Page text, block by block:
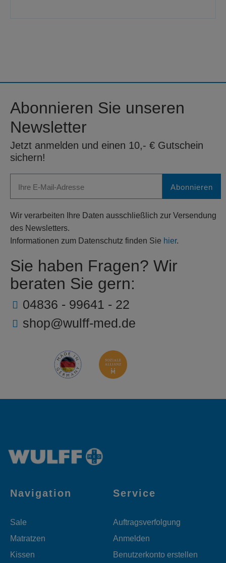
Abonnieren Sie unseren
Newsletter
Jetzt anmelden und einen 10,- € Gutschein
sichern!
Abonnieren
Wir verarbeiten Ihre Daten ausschließlich zur Versendung
des Newsletters.
Informationen zum Datenschutz finden Sie hier.
Sie haben Fragen? Wir
beraten Sie gern:
04836 - 99641 - 22
shop@wulff-med.de
Navigation
Sale
Matratzen
Kissen
Service
Auftragsverfolgung
Anmelden
Benutzerkonto erstellen